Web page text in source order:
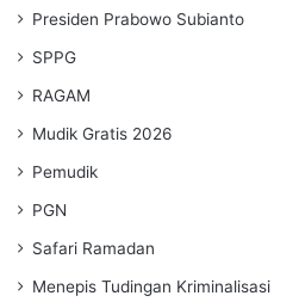
Presiden Prabowo Subianto
SPPG
RAGAM
Mudik Gratis 2026
Pemudik
PGN
Safari Ramadan
Menepis Tudingan Kriminalisasi